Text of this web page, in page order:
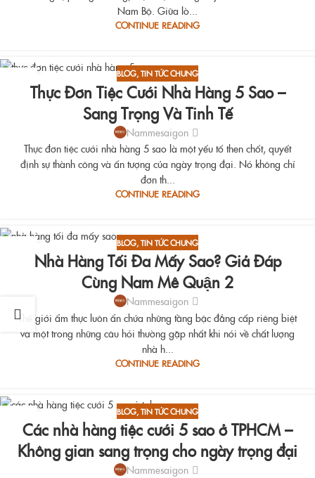
Nam Bộ. Giữa lò...
CONTINUE READING
BLOG,TIN TỨC CHUNG
Thực Đơn Tiệc Cưới Nhà Hàng 5 Sao –
Sang Trọng Và Tinh Tế
Nammesaigon
Thực đơn tiệc cưới nhà hàng 5 sao là một yếu tố then chốt, quyết
định sự thành công và ấn tượng của ngày trọng đại. Nó không chỉ
đơn th...
CONTINUE READING
BLOG,TIN TỨC CHUNG
Nhà Hàng Tối Đa Mấy Sao? Giả Đáp
Cùng Nam Mê Quận 2
Nammesaigon
Thế giới ẩm thực luôn ẩn chứa những tầng bậc đẳng cấp riêng biệt
và một trong những câu hỏi thường gặp nhất khi nói về chất lượng
nhà h...
CONTINUE READING
15
AUG
BLOG,TIN TỨC CHUNG
Các nhà hàng tiệc cưới 5 sao ở TPHCM –
Không gian sang trọng cho ngày trọng đại
Nammesaigon